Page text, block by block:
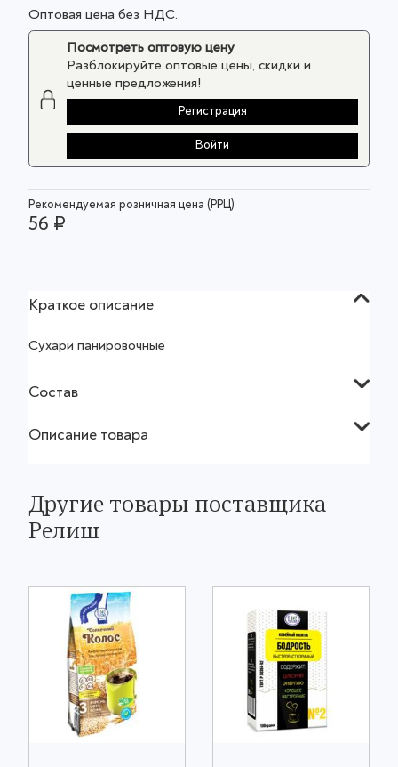
Оптовая цена без НДС.
Посмотреть оптовую цену
Разблокируйте оптовые цены, скидки и
ценные предложения!
Регистрация
Войти
Рекомендуемая розничная цена (РРЦ)
56 ₽
Краткое описание
Сухари панировочные
Состав
Описание товара
Другие товары поставщика
Релиш